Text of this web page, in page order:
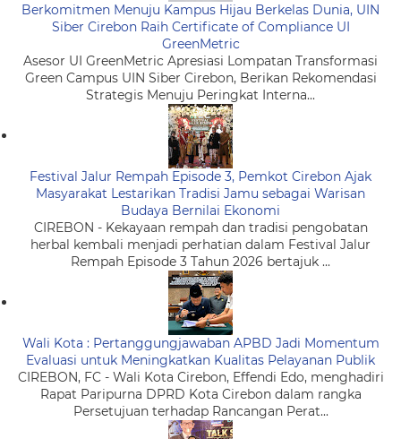
Berkomitmen Menuju Kampus Hijau Berkelas Dunia, UIN
Siber Cirebon Raih Certificate of Compliance UI
GreenMetric
Asesor UI GreenMetric Apresiasi Lompatan Transformasi
Green Campus UIN Siber Cirebon, Berikan Rekomendasi
Strategis Menuju Peringkat Interna...
Festival Jalur Rempah Episode 3, Pemkot Cirebon Ajak
Masyarakat Lestarikan Tradisi Jamu sebagai Warisan
Budaya Bernilai Ekonomi
CIREBON - Kekayaan rempah dan tradisi pengobatan
herbal kembali menjadi perhatian dalam Festival Jalur
Rempah Episode 3 Tahun 2026 bertajuk ...
Wali Kota : Pertanggungjawaban APBD Jadi Momentum
Evaluasi untuk Meningkatkan Kualitas Pelayanan Publik
CIREBON, FC - Wali Kota Cirebon, Effendi Edo, menghadiri
Rapat Paripurna DPRD Kota Cirebon dalam rangka
Persetujuan terhadap Rancangan Perat...